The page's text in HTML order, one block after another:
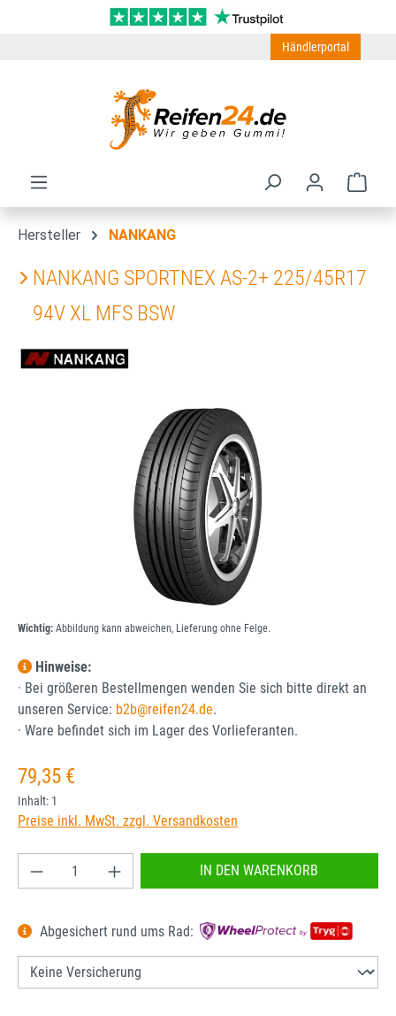
Zum Hauptinhalt springen
Händlerportal
Hersteller NANKANG
NANKANG SPORTNEX AS-2+ 225/45R17
94V XL MFS BSW
Bildergalerie überspringen
Wichtig: Abbildung kann abweichen, Lieferung ohne Felge.
Hinweise:
· Bei größeren Bestellmengen wenden Sie sich bitte direkt an
unseren Service: b2b@reifen24.de.
· Ware befindet sich im Lager des Vorlieferanten.
Regulärer Preis:
79,35 €
Inhalt: 1
Preise inkl. MwSt. zzgl. Versandkosten
Produkt Anzahl: Gib den gewünschten Wert
IN DEN WARENKORB
Abgesichert rund ums Rad: